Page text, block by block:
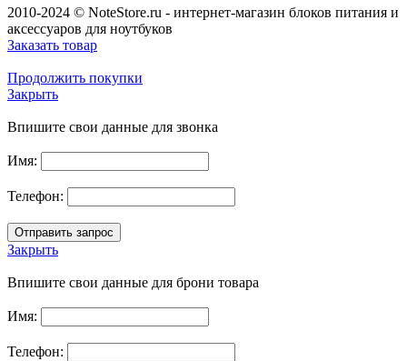
2010-2024 © NoteStore.ru - интернет-магазин блоков питания и
аксессуаров для ноутбуков
Заказать товар
Продолжить покупки
Закрыть
Впишите свои данные для звонка
Имя:
Телефон:
Закрыть
Впишите свои данные для брони товара
Имя:
Телефон: